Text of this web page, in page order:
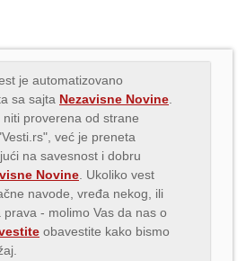
je automatizovano
sa sajta Nezavisne Novine
proverena od strane
već je preneta
na savesnost i dobru
Novine . Ukoliko vest
navode, vređa nekog, ili
- molimo Vas da nas o
obavestite kako bismo